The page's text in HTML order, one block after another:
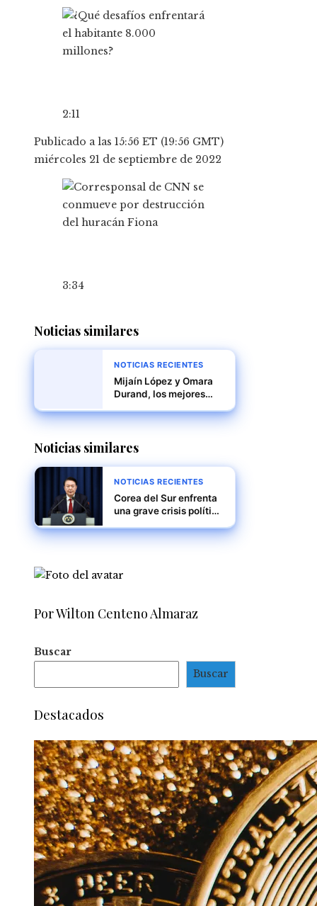
2:11
Publicado a las 15:56 ET (19:56 GMT)
miércoles 21 de septiembre de 2022
3:34
Noticias similares
NOTICIAS RECIENTES
Mijaín López y Omara
Durand, los mejores
Latina y el Caribe en
Noticias similares
NOTICIAS RECIENTES
Corea del Sur enfrenta
una grave crisis política
encara juicio político y
Por Wilton Centeno Almaraz
Buscar
Buscar
Destacados